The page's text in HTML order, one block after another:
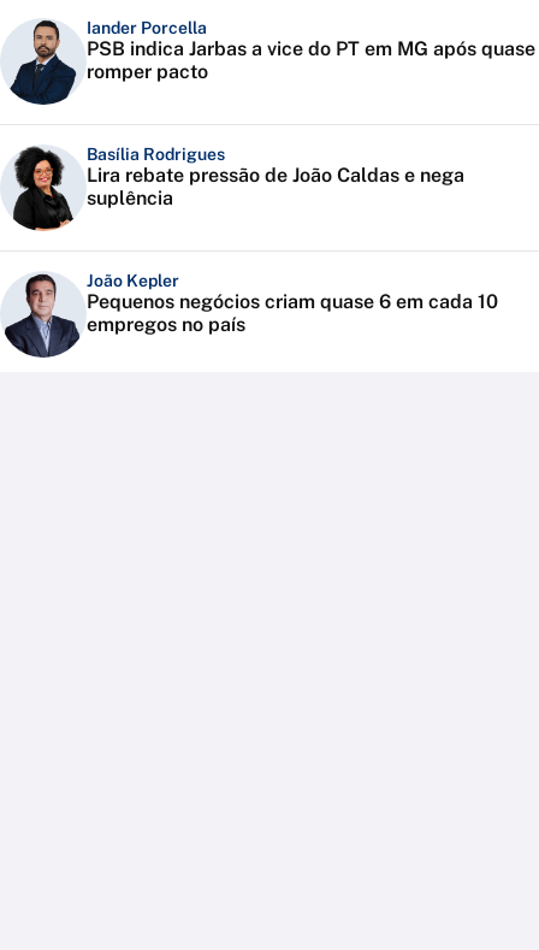
Iander Porcella
PSB indica Jarbas a vice do PT em MG após quase
romper pacto
Basília Rodrigues
Lira rebate pressão de João Caldas e nega
suplência
João Kepler
Pequenos negócios criam quase 6 em cada 10
empregos no país